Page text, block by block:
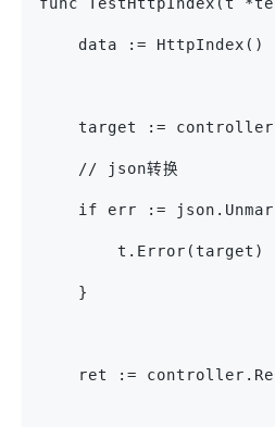
    data := HttpIndex()
target :=
    // json转换
if err :=
        t.Error(target)
    }
ret :=